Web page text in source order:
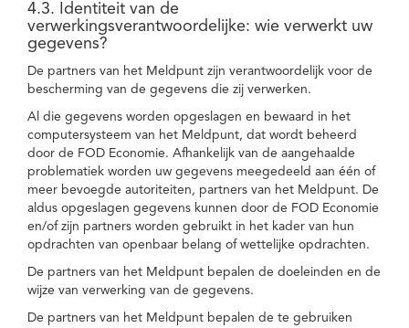
4.3. Identiteit van de
verwerkingsverantwoordelijke: wie verwerkt uw
gegevens?
De partners van het Meldpunt zijn verantwoordelijk voor de
bescherming van de gegevens die zij verwerken.
Al die gegevens worden opgeslagen en bewaard in het
computersysteem van het Meldpunt, dat wordt beheerd
door de FOD Economie. Afhankelijk van de aangehaalde
problematiek worden uw gegevens meegedeeld aan één of
meer bevoegde autoriteiten, partners van het Meldpunt. De
aldus opgeslagen gegevens kunnen door de FOD Economie
en/of zijn partners worden gebruikt in het kader van hun
opdrachten van openbaar belang of wettelijke opdrachten.
De partners van het Meldpunt bepalen de doeleinden en de
wijze van verwerking van de gegevens.
De partners van het Meldpunt bepalen de te gebruiken